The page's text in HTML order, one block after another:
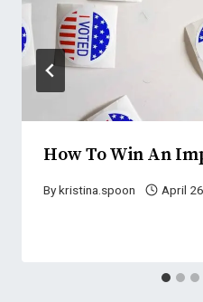
How To Win An
Bykristina.spoon April